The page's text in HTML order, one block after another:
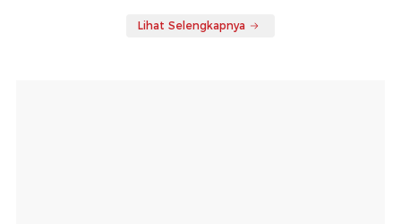
Lihat Selengkapnya